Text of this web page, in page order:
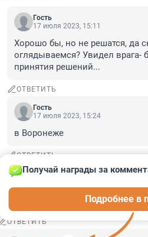
Гость
17 июля 2023, 15:11
Хорошо бы, но не решатся, да
оглядываемся? Увидел врага-
принятия решений...
ОТВЕТИТЬ
Гость
17 июля 2023, 15:24
в Воронеже
ОТВЕТИТЬ
Гость
подробная информация и фото
ОТВЕТИТЬ
Получай награды за
Подробнее в